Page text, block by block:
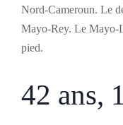
Nord-Cameroun. Le
Mayo-Rey. Le Mayo-
pied.
42 ans,